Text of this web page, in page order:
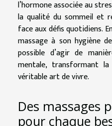
l’hormone associée au
la qualité du sommeil et
face aux défis quotidiens.
massage à son hygiène
possible d’agir de
mentale, transformant
véritable art de vivre.
Des massages
pour chaque